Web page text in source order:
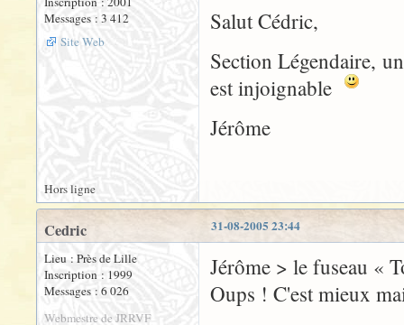
Messages : 3 412
Site Web
Salut Cédric,
Section Légendaire,
est injoignable
Jérôme
Hors ligne
31-08-2005 23:44
Cedric
Lieu : Près de Lille
Inscription : 1999
Messages : 6 026
Webmestre de JRRVF
Jérôme > le fuseau «
Oups ! C'est mieux